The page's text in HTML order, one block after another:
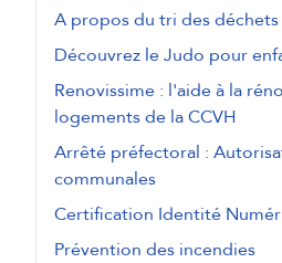
A propos du tri des
Découvrez le Judo pour
Renovissime : l'aide à la
logements de la CCVH
Arrêté préfectoral :
communales
Certification Identité
Prévention des incendies